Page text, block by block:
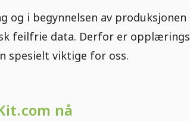
og i begynnelsen av
feilfrie data. Derfor er
spesielt viktige for oss.
nå